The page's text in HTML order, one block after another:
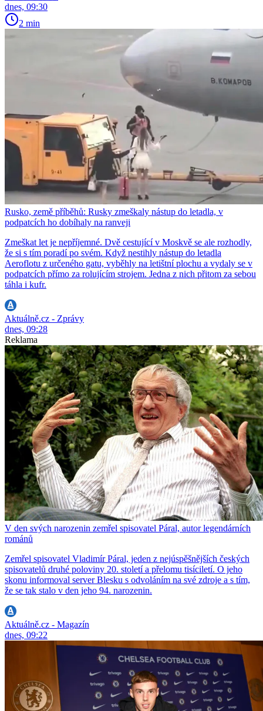
dnes, 09:30
2 min
Rusko, země příběhů: Rusky zmeškaly nástup do letadla, v
podpatcích ho dobíhaly na ranveji
Zmeškat let je nepříjemné. Dvě cestující v Moskvě se ale rozhodly,
že si s tím poradí po svém. Když nestihly nástup do letadla
Aeroflotu z určeného gatu, vyběhly na letištní plochu a vydaly se v
podpatcích přímo za rolujícím strojem. Jedna z nich přitom za sebou
táhla i kufr.
Aktuálně.cz - Zprávy
dnes, 09:28
Reklama
V den svých narozenin zemřel spisovatel Páral, autor legendárních
románů
Zemřel spisovatel Vladimír Páral, jeden z nejúspěšnějších českých
spisovatelů druhé poloviny 20. století a přelomu tisíciletí. O jeho
skonu informoval server Blesku s odvoláním na své zdroje a s tím,
že se tak stalo v den jeho 94. narozenin.
Aktuálně.cz - Magazín
dnes, 09:22